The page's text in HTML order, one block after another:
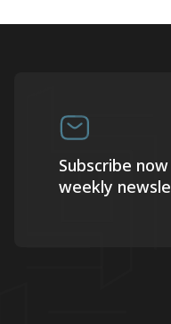
Subscribe
weekly